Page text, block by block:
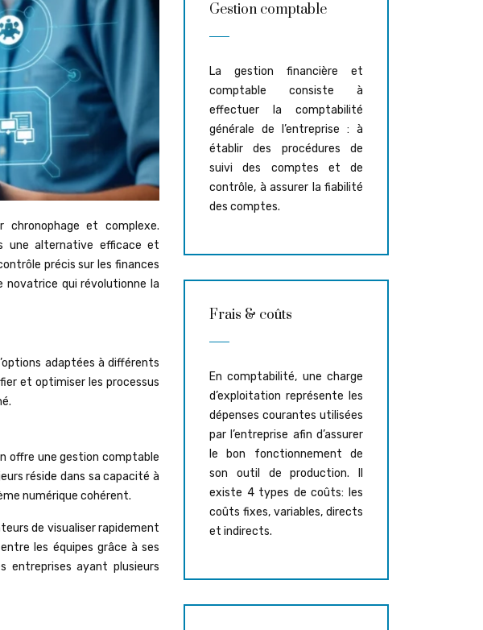
et complexe.
une alternative efficace et
précis sur les finances
novatrice qui révolutionne la
adaptées à différents
et optimiser les processus
offre une gestion comptable
réside dans sa capacité à
numérique cohérent.
de visualiser rapidement
les équipes grâce à ses
entreprises ayant plusieurs
Gestion comptable
La gestion financière et
comptable consiste à
effectuer la comptabilité
générale de l’entreprise : à
établir des procédures de
suivi des comptes et de
contrôle, à assurer la fiabilité
des comptes.
Frais & coûts
En comptabilité, une charge
d’exploitation représente les
dépenses courantes utilisées
par l’entreprise afin d’assurer
le bon fonctionnement de
son outil de production. Il
existe 4 types de coûts: les
coûts fixes, variables, directs
et indirects.